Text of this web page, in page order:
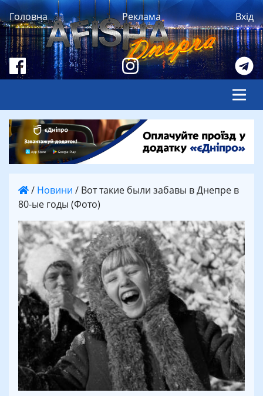
Головна Реклама Вхід
/ Новини / Вот такие были забавы в Днепре в
80-ые годы (Фото)